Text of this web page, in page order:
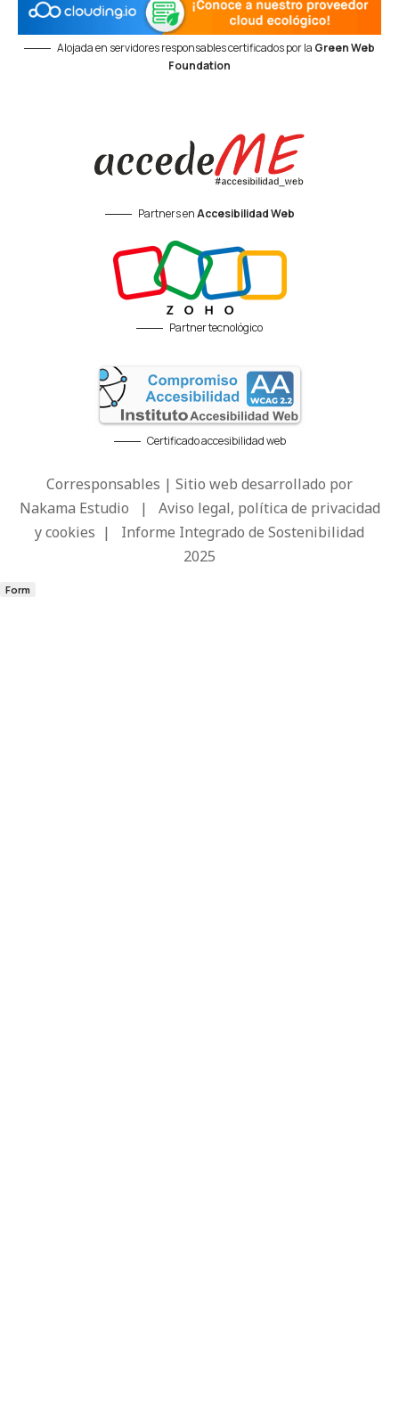
Alojada en servidores responsables certificados por la Green Web
Foundation
Partners enAccesibilidad Web
Partner tecnológico
Certificado accesibilidad web
Corresponsables | Sitio web desarrollado por
Nakama Estudio | Aviso legal, política de privacidad
y cookies | Informe Integrado de Sostenibilidad
2025
Form